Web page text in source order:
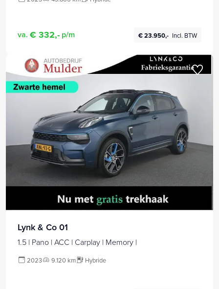
va. € 332,- p/m € 23.950,- Incl. BTW
Lynk & Co 01
1.5 | Pano | ACC | Carplay | Memory |
2023 9.120 km Hybride